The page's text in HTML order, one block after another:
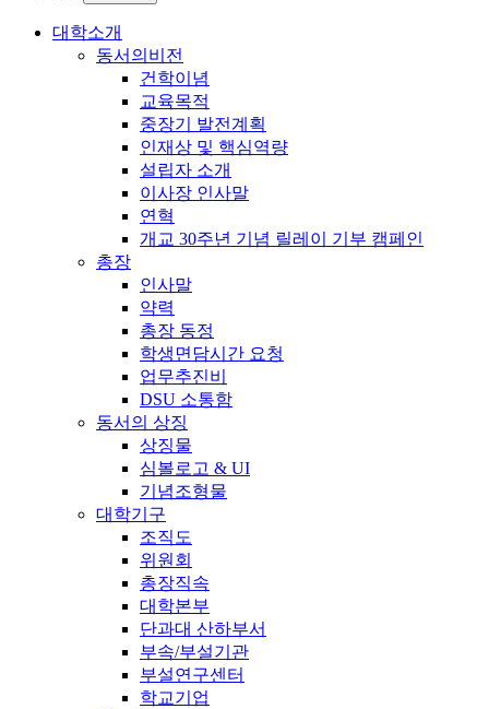
대학소개
동서의비전
건학이념
교육목적
중장기 발전계획
인재상 및 핵심역량
설립자 소개
이사장 인사말
연혁
개교 30주년 기념 릴레이 기부 캠페인
총장
인사말
약력
총장 동정
학생면담시간 요청
업무추진비
DSU 소통함
동서의 상징
상징물
심볼로고 & UI
기념조형물
대학기구
조직도
위원회
총장직속
대학본부
단과대 산하부서
부속/부설기관
부설연구센터
학교기업